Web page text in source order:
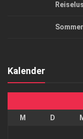
Kalender
M D